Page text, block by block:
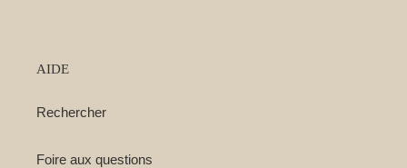
AIDE
Rechercher
Foire aux questions